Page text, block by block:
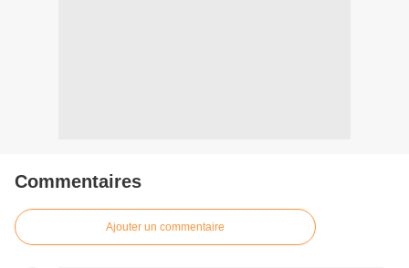
Commentaires
Ajouter un commentaire